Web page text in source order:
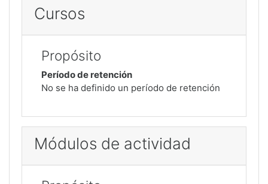
Cursos
Propósito
Período de retención
No se ha definido un período de retención
Módulos de actividad